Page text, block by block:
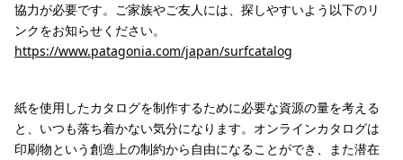
協力が必要です。ご家族やご友人には、探しやすいよう以下のリ
ンクをお知らせください。
https://www.patagonia.com/japan/surfcatalog
紙を使用したカタログを制作するために必要な資源の量を考える
と、いつも落ち着かない気分になります。オンラインカタログは
印刷物という創造上の制約から自由になることができ、また潜在